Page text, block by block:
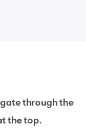
through the
the top.